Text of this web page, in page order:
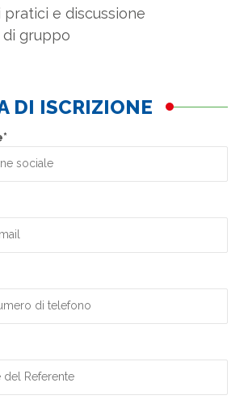
pratici e discussione
di gruppo
DI ISCRIZIONE